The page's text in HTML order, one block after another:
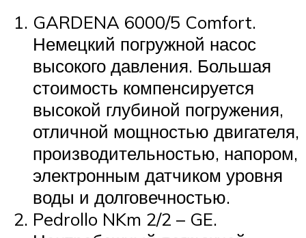
GARDENA 6000/5 Comfort.
Немецкий погружной насос
высокого давления. Большая
стоимость компенсируется
высокой глубиной погружения,
отличной мощностью двигателя,
производительностью, напором,
электронным датчиком уровня
воды и долговечностью.
Pedrollo NKm 2/2 – GE.